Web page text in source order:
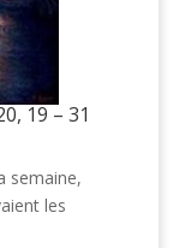
19 – 31
semaine,
les